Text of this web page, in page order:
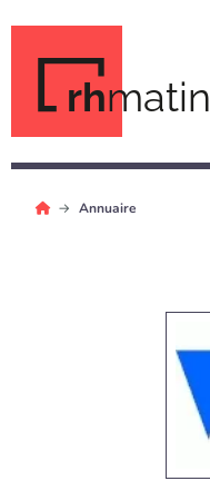
rhmatin
Annuaire